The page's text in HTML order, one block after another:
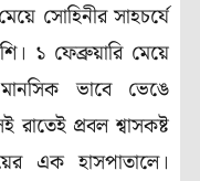
সোহিনীর সাহচর্যে
১ ফেব্রুয়ারি মেয়ে
ভাবে ভেঙে
প্রবল শ্বাসকষ্ট
এক হাসপাতালে।